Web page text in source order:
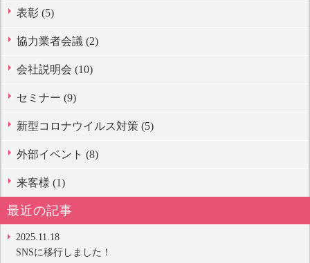
表彰 (5)
協力業者会議 (2)
会社説明会 (10)
セミナー (9)
新型コロナウイルス対策 (5)
外部イベント (8)
来客様 (1)
最近の記事
2025.11.18
SNSに移行しました！